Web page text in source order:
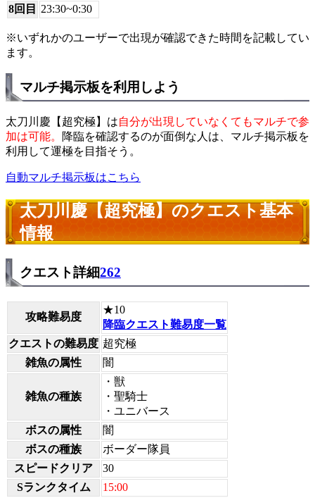
8回目
23:30~0:30
※いずれかのユーザーで出現が確認できた時間を記載してい
ます。
マルチ掲示板を利用しよう
太刀川慶【超究極】は自分が出現していなくてもマルチで参
加は可能。
降臨を確認するのが面倒な人は、マルチ掲示板を
利用して運極を目指そう。
自動マルチ掲示板はこちら
太刀川慶【超究極】のクエスト基本
情報
クエスト詳細262
攻略難易度
★10
降臨クエスト難易度一覧
クエストの難易度 超究極
雑魚の属性
闇
雑魚の種族
・獣
・聖騎士
・ユニバース
ボスの属性
闇
ボスの種族
ボーダー隊員
スピードクリア
30
Sランクタイム
15:00